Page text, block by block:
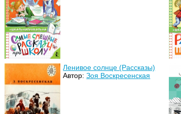
Ленивое солнце (Рассказы)
Автор:Зоя Воскресенская